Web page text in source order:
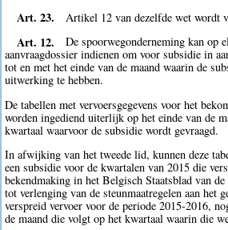
Art. 23. Artikel 12 van dezelfde wet wordt
Art. 12.
De spoorwegonderneming kan op
aanvraagdossier indienen om voor subsidie in
tot en met het einde van de maand waarin de
uitwerking te hebben.
De tabellen met vervoersgegevens voor het
worden ingediend uiterlijk op het einde van de
kwartaal waarvoor de subsidie wordt gevraagd.
In afwijking van het tweede lid, kunnen deze
een subsidie voor de kwartalen van 2015 die
bekendmaking in het Belgisch Staatsblad van
tot verlenging van de steunmaatregelen aan het
verspreid vervoer voor de periode 2015-2016,
de maand die volgt op het kwartaal waarin die